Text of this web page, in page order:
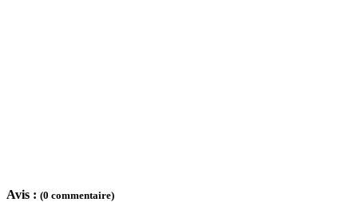
Avis : (0 commentaire)